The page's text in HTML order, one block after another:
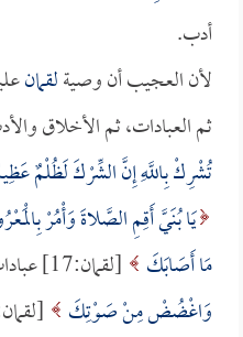
أدب.
لأن العجيب أن وصيةلقمان
ثم العبادات، ثم الأخلاق
تُشْرِكْ بِاللَّهِ إِنَّ الشِّرْكَ لَظُلْمٌ
يَا بُنَيَّ أَقِمِ الصَّلاةَ وَأْمُرْ
مَا أَصَابَكَ
[لقمان:17] عبادات، ثم قال:
وَاغْضُضْ مِنْ صَوْتِكَ